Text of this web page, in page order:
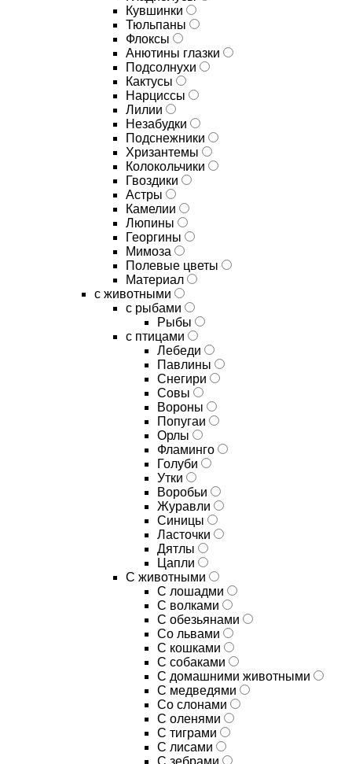
Кувшинки
Тюльпаны
Флоксы
Анютины глазки
Подсолнухи
Кактусы
Нарциссы
Лилии
Незабудки
Подснежники
Хризантемы
Колокольчики
Гвоздики
Астры
Камелии
Люпины
Георгины
Мимоза
Полевые цветы
Материал
с животными
с рыбами
Рыбы
с птицами
Лебеди
Павлины
Снегири
Совы
Вороны
Попугаи
Орлы
Фламинго
Голуби
Утки
Воробьи
Журавли
Синицы
Ласточки
Дятлы
Цапли
С животными
С лошадми
С волками
С обезьянами
Со львами
С кошками
С собаками
С домашними животными
С медведями
Со слонами
С оленями
С тиграми
С лисами
С зебрами